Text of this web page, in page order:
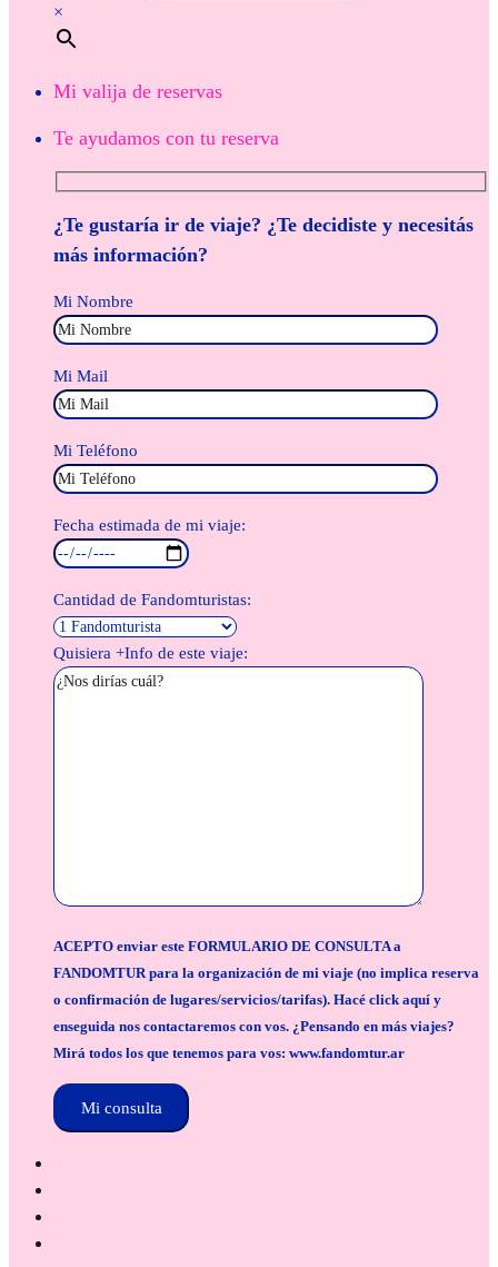
×
Mi valija de reservas
Te ayudamos con tu reserva
¿Te gustaría ir de viaje? ¿Te decidiste y necesitás
más información?
Mi Nombre
Mi Mail
Mi Teléfono
Fecha estimada de mi viaje:
Cantidad de Fandomturistas:
Quisiera +Info de este viaje:
ACEPTO enviar este FORMULARIO DE CONSULTA a
FANDOMTUR para la organización de mi viaje (no implica reserva
o confirmación de lugares/servicios/tarifas). Hacé click aquí y
enseguida nos contactaremos con vos. ¿Pensando en más viajes?
Mirá todos los que tenemos para vos: www.fandomtur.ar